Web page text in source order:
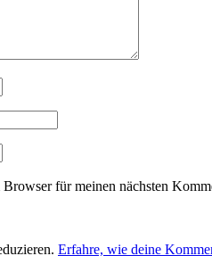
für meinen nächsten
Erfahre, wie deine